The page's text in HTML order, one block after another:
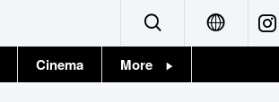
Cinema More